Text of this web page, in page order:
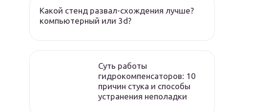
Какой стенд развал-схождения лучше?
компьютерный или 3d?
Суть работы
гидрокомпенсаторов: 10
причин стука и способы
устранения неполадки